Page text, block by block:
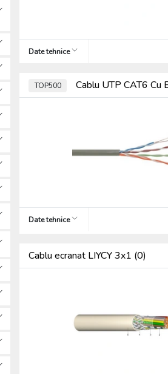
Date tehnice
TOP500 Cablu UTP CAT6 Cu
Date tehnice
Cablu ecranat LIYCY 3x1 (0)